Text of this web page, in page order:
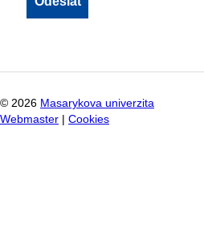
© 2026 Masarykova univerzita
Webmaster
Cookies